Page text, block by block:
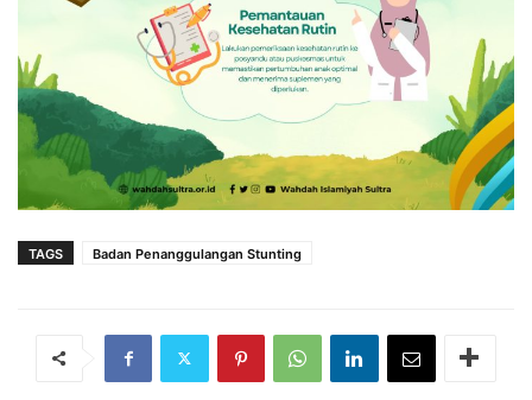
TAGS Badan Penanggulangan Stunting